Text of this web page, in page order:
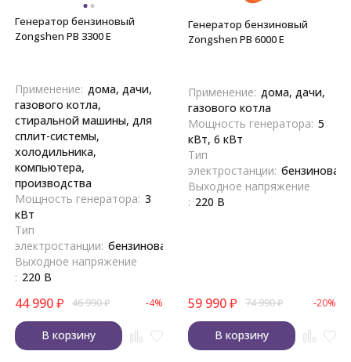
Генератор бензиновый
Zongshen PB 3300 E
Применение: дома, дачи,
газового котла,
стиральной машины, для
сплит-системы,
холодильника,
компьютера,
производства
Мощность генератора: 3
кВт
Тип
электростанции: бензиновая
Выходное напряжение
: 220 В
44 990₽ 46 990₽ -4%
В корзину
Генератор бензиновый
Zongshen PB 6000 E
Применение: дома, дачи,
газового котла
Мощность генератора: 5
кВт, 6 кВт
Тип
электростанции: бензиновая
Выходное напряжение
: 220 В
59 990₽ 74 990₽ -20%
В корзину